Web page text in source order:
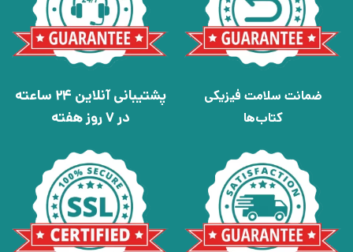
ضمانت سلامت فیزیکی
کتاب‌ها
پشتیبانی آنلاین 24 ساعته
در 7 روز هفته